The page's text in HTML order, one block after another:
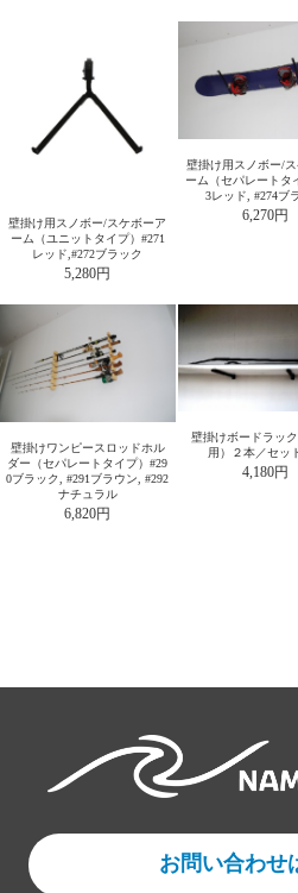
壁掛け用スノボー/スケボーア
ーム（ユニットタイプ）#271
レッド,#272ブラック
5,280円
壁掛け用スノボー/
ーム（セパレートタ
3レッド, #274ブ
6,270円
壁掛けワンピースロッドホル
ダー（セパレートタイプ）#29
0ブラック, #291ブラウン, #292
ナチュラル
6,820円
壁掛けボードラッ
用）２本／セッ
4,180円
お問い合わせ